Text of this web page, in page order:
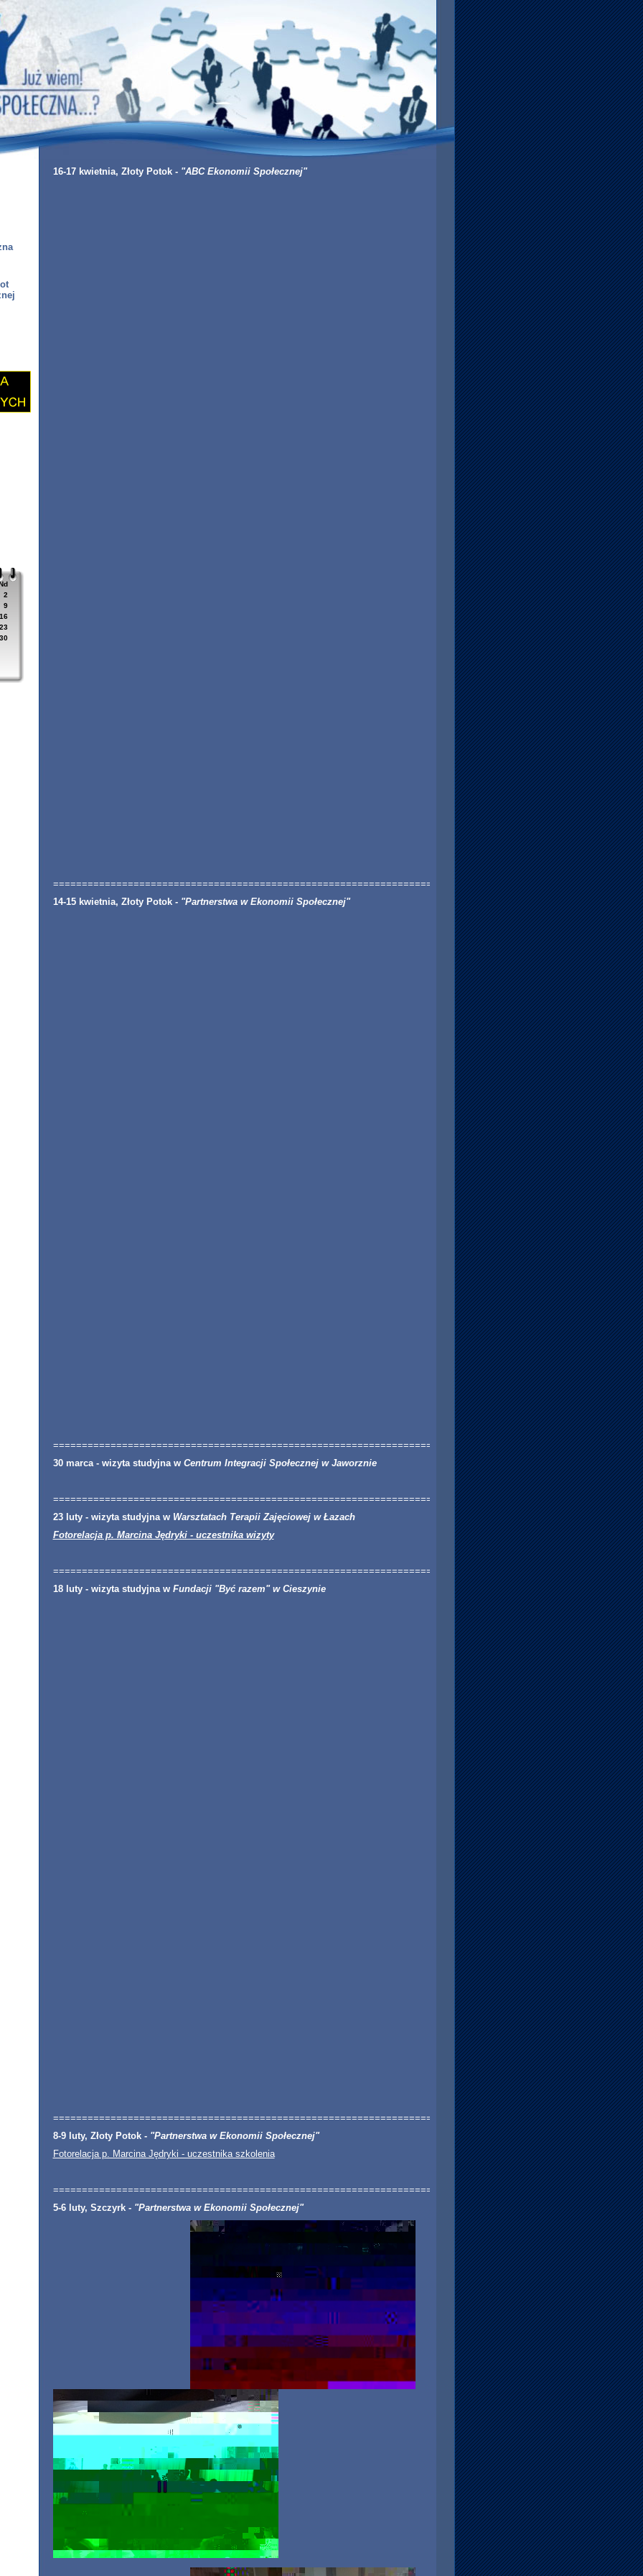
2
9
16-17 kwietnia, Złoty Potok -"ABC Ekonomii Społecznej"
======================================================================
14-15 kwietnia, Złoty Potok - "Partnerstwa w Ekonomii Społecznej"
=========================================================================
30 marca - wizyta studyjna wCentrum Integracji Społecznej w Jaworznie
========================================================================
23 luty - wizyta studyjna wWarsztatach Terapii Zajęciowej w Łazach
Fotorelacja p. Marcina Jędryki - uczestnika wizyty
=========================================================================
18 luty - wizyta studyjna wFundacji "Być razem" w Cieszynie
=====================================================================
8-9 luty, Złoty Potok -"Partnerstwa w Ekonomii Społecznej"
Fotorelacja p. Marcina Jędryki - uczestnika szkolenia
======================================================================
5-6 luty, Szczyrk -"Partnerstwa w Ekonomii Społecznej"